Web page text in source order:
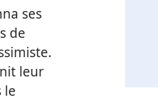
ses
de
leur
le